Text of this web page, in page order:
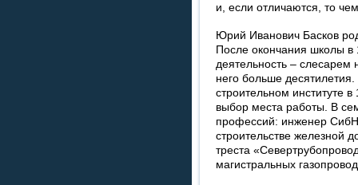
и, если отличаются, то
Юрий Иванович Басков
После окончания школы в
деятельность – слесарем
него больше
строительном институте
выбор места работы. В
профессий: инженер
строительстве железной
треста
магистральных